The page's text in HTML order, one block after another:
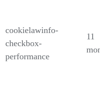
cookielawinfo-
checkbox-
performance
11